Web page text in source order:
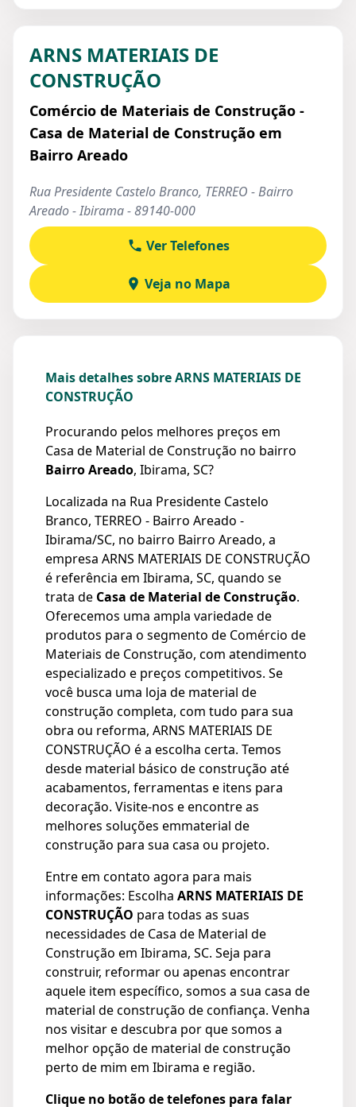
ARNS MATERIAIS DE
CONSTRUÇÃO
Comércio de Materiais de Construção -
Casa de Material de Construção em
Bairro Areado
Rua Presidente Castelo Branco, TERREO - Bairro
Areado - Ibirama - 89140-000
Ver Telefones
Veja no Mapa
Mais detalhes sobre ARNS MATERIAIS DE
CONSTRUÇÃO
Procurando pelos melhores preços em
Casa de Material de Construção no bairro
Bairro Areado, Ibirama, SC?
Localizada na Rua Presidente Castelo
Branco, TERREO - Bairro Areado -
Ibirama/SC, no bairro Bairro Areado, a
empresa ARNS MATERIAIS DE CONSTRUÇÃO
é referência em Ibirama, SC, quando se
trata de Casa de Material de Construção.
Oferecemos uma ampla variedade de
produtos para o segmento de Comércio de
Materiais de Construção, com atendimento
especializado e preços competitivos. Se
você busca uma loja de material de
construção completa, com tudo para sua
obra ou reforma, ARNS MATERIAIS DE
CONSTRUÇÃO é a escolha certa. Temos
desde material básico de construção até
acabamentos, ferramentas e itens para
decoração. Visite-nos e encontre as
melhores soluções emmaterial de
construção para sua casa ou projeto.
Entre em contato agora para mais
informações: Escolha ARNS MATERIAIS DE
CONSTRUÇÃO para todas as suas
necessidades de Casa de Material de
Construção em Ibirama, SC. Seja para
construir, reformar ou apenas encontrar
aquele item específico, somos a sua casa de
material de construção de confiança. Venha
nos visitar e descubra por que somos a
melhor opção de material de construção
perto de mim em Ibirama e região.
Clique no botão de telefones para falar